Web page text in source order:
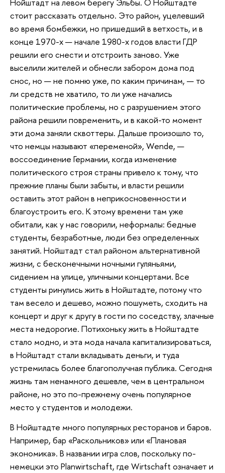
Нойштадт на левом берегу Эльбы. О Нойштадте
стоит рассказать отдельно. Это район, уцелевший
во время бомбежки, но пришедший в ветхость, и в
конце 1970-х — начале 1980-х годов власти ГДР
решили его снести и отстроить заново. Уже
выселили жителей и обнесли забором дома под
снос, но — не помню уже, по каким причинам, — то
ли средств не хватило, то ли уже начались
политические проблемы, но с разрушением этого
района решили повременить, и в какой-то момент
эти дома заняли сквоттеры. Дальше произошло то,
что немцы называют «переменой», Wende, —
воссоединение Германии, когда изменение
политического строя страны привело к тому, что
прежние планы были забыты, и власти решили
оставить этот район в неприкосновенности и
благоустроить его. К этому времени там уже
обитали, как у нас говорили, неформалы: бедные
студенты, безработные, люди без определенных
занятий. Нойштадт стал районом альтернативной
жизни, с бесконечными ночными гуляньями,
сидением на улице, уличными концертами. Все
студенты ринулись жить в Нойштадте, потому что
там весело и дешево, можно пошуметь, сходить на
концерт и друг к другу в гости по соседству, злачные
места недорогие. Потихоньку жить в Нойштадте
стало модно, и эта мода начала капитализироваться,
в Нойштадт стали вкладывать деньги, и туда
устремилась более благополучная публика. Сегодня
жизнь там ненамного дешевле, чем в центральном
районе, но это по-прежнему очень популярное
место у студентов и молодежи.
В Нойштадте много популярных ресторанов и баров.
Например, бар «Раскольников» или «Плановая
экономика». В названии игра слов, поскольку по-
немецки это Planwirtschaft, где Wirtschaft означает и